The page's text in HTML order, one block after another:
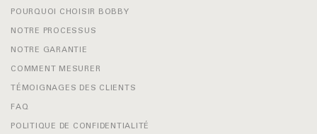
POURQUOI CHOISIR BOBBY
NOTRE PROCESSUS
NOTRE GARANTIE
COMMENT MESURER
TÉMOIGNAGES DES CLIENTS
FAQ
POLITIQUE DE CONFIDENTIALITÉ